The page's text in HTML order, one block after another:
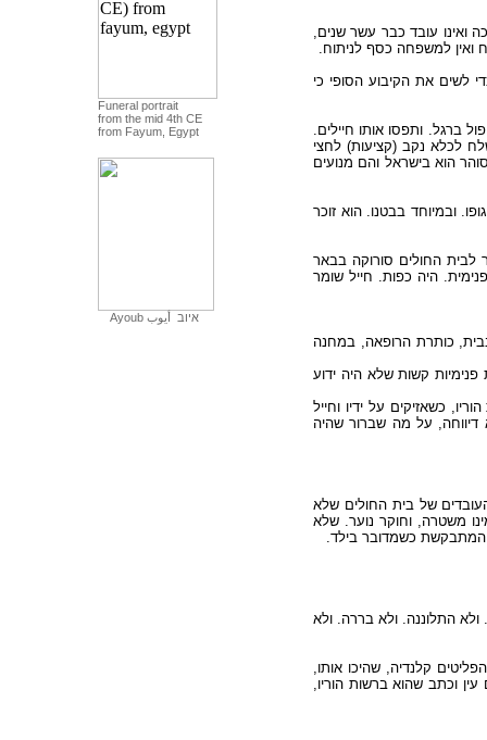
Funeral portrait
from the mid 4th CE
from Fayum, Egypt
Ayoub איוב أيوب
ואינו עובד כבר עשר שנים,
ואין למשפחה כסף לניתוח.
לשים את הקיבוע הסופי כי
ברגל. ותפסו אותו חיילים.
לכלא נקב (קציעות) לחצי
הוא בישראל והם מנועים
ובמיוחד בבטנו. הוא זוכר
לבית החולים סורוקה בבאר
היה כפות. חייל שומר
כותרת הרופאה, במחנה
קשות שלא היה ידוע
כשאזיקים על ידיו וחייל
על מה שברור שהיה
של בית החולים שלא
משטרה, וחוקר נוער. שלא
המתבקשת כשמדובר בילד.
התלוננה. ולא בררה. ולא
קלנדיה, שהיכו אותו,
וכתב שהוא ברשות הוריו,